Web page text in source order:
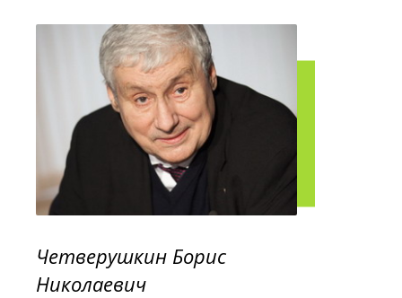
Четверушкин Борис
Николаевич